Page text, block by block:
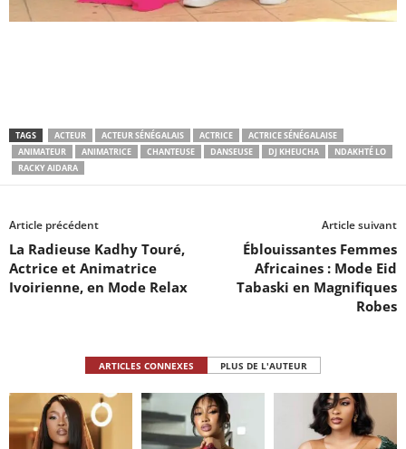
TAGS ACTEUR ACTEUR SÉNÉGALAIS ACTRICE
ACTRICE SÉNÉGALAISE
ANIMATEUR
ANIMATRICE CHANTEUSE DANSEUSE DJ KHEUCHA
NDAKHTÉ LO
RACKY AIDARA
Article précédent
La Radieuse Kadhy Touré,
Actrice et Animatrice
Ivoirienne, en Mode Relax
Article suivant
Éblouissantes Femmes
Africaines : Mode Eid
Tabaski en Magnifiques
Robes
ARTICLES CONNEXES PLUS DE L'AUTEUR